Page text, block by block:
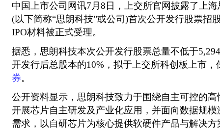
中国上市公司网讯7月8日，上交所官网披露了上
(以下简称“思朗科技”或公司)首次公开发行股票招
IPO材料被正式受理。
据悉，思朗科技本次公开发行股票总量不低于
开发行后总股本的10%，拟于上交所科创板上市，
券。
公开资料显示，思朗科技致力于围绕自主可控的
开展芯片自主研发及产业化应用，并面向数据规
需求，以自研芯片为核心提供软硬件产品与解决